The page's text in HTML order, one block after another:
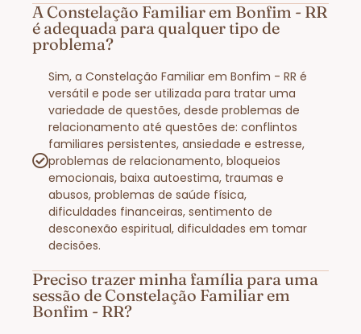
A Constelação Familiar em Bonfim - RR
é adequada para qualquer tipo de
problema?
Sim, a Constelação Familiar em Bonfim - RR é
versátil e pode ser utilizada para tratar uma
variedade de questões, desde problemas de
relacionamento até questões de: conflintos
familiares persistentes, ansiedade e estresse,
problemas de relacionamento, bloqueios
emocionais, baixa autoestima, traumas e
abusos, problemas de saúde física,
dificuldades financeiras, sentimento de
desconexão espiritual, dificuldades em tomar
decisões.
Preciso trazer minha família para uma
sessão de Constelação Familiar em
Bonfim - RR?